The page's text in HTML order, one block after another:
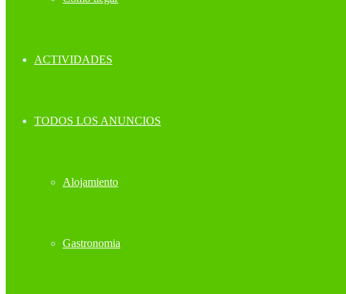
ACTIVIDADES
TODOS LOS ANUNCIOS
Alojamiento
Gastronomia